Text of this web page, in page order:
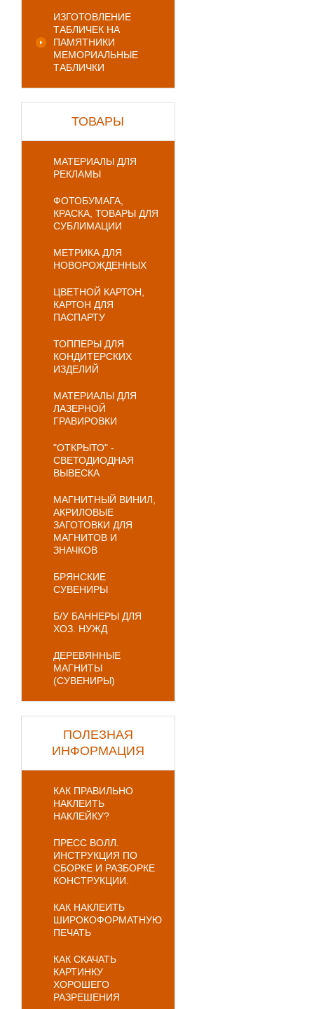
ИЗГОТОВЛЕНИЕ
ТАБЛИЧЕК НА
ПАМЯТНИКИ
МЕМОРИАЛЬНЫЕ
ТАБЛИЧКИ
ТОВАРЫ
МАТЕРИАЛЫ ДЛЯ
РЕКЛАМЫ
ФОТОБУМАГА,
КРАСКА, ТОВАРЫ ДЛЯ
СУБЛИМАЦИИ
МЕТРИКА ДЛЯ
НОВОРОЖДЕННЫХ
ЦВЕТНОЙ КАРТОН,
КАРТОН ДЛЯ
ПАСПАРТУ
ТОППЕРЫ ДЛЯ
КОНДИТЕРСКИХ
ИЗДЕЛИЙ
МАТЕРИАЛЫ ДЛЯ
ЛАЗЕРНОЙ
ГРАВИРОВКИ
"ОТКРЫТО" -
СВЕТОДИОДНАЯ
ВЫВЕСКА
МАГНИТНЫЙ ВИНИЛ,
АКРИЛОВЫЕ
ЗАГОТОВКИ ДЛЯ
МАГНИТОВ И
ЗНАЧКОВ
БРЯНСКИЕ
СУВЕНИРЫ
Б/У БАННЕРЫ ДЛЯ
ХОЗ. НУЖД
ДЕРЕВЯННЫЕ
МАГНИТЫ
(СУВЕНИРЫ)
ПОЛЕЗНАЯ
ИНФОРМАЦИЯ
КАК ПРАВИЛЬНО
НАКЛЕИТЬ
НАКЛЕЙКУ?
ПРЕСС ВОЛЛ.
ИНСТРУКЦИЯ ПО
СБОРКЕ И РАЗБОРКЕ
КОНСТРУКЦИИ.
КАК НАКЛЕИТЬ
ШИРОКОФОРМАТНУЮ
ПЕЧАТЬ
КАК СКАЧАТЬ
КАРТИНКУ
ХОРОШЕГО
РАЗРЕШЕНИЯ